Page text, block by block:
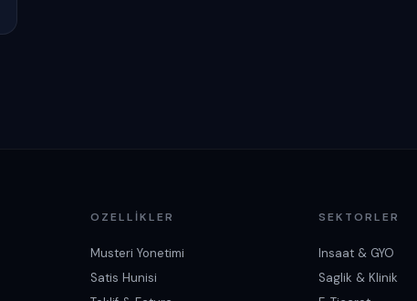
OZELLIKLER
Musteri Yonetimi
Satis Hunisi
SEKTORLER
Insaat & GYO
Saglik & Klinik